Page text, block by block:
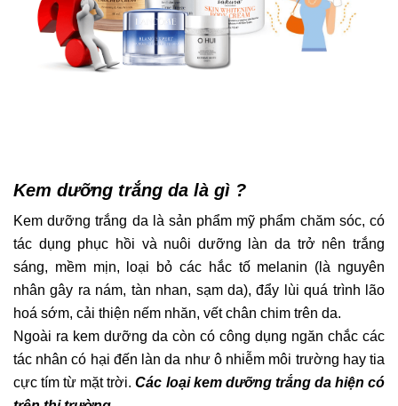
Kem dưỡng trắng da là gì ?
Kem dưỡng trắng da là sản phẩm mỹ phẩm chăm sóc, có
tác dụng phục hồi và nuôi dưỡng làn da trở nên trắng
sáng, mềm mịn, loại bỏ các hắc tố melanin (là nguyên
nhân gây ra nám, tàn nhan, sạm da), đẩy lùi quá trình lão
hoá sớm, cải thiện nếm nhăn, vết chân chim trên da.
Ngoài ra kem dưỡng da còn có công dụng ngăn chắc các
tác nhân có hại đến làn da như ô nhiễm môi trường hay tia
cực tím từ mặt trời.Các loại kem dưỡng trắng da hiện có